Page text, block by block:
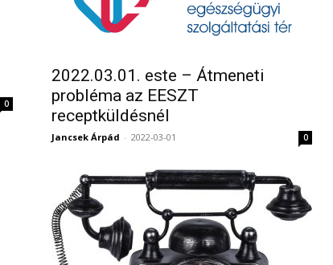
0
2022.03.01. este – Átmeneti
probléma az EESZT
receptküldésnél
Jancsek Árpád - 2022-03-01 0